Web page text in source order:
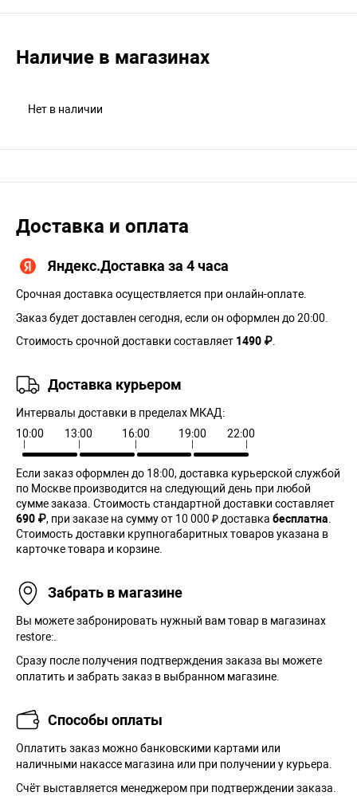
Наличие в магазинах
Нет в наличии
Доставка и оплата
Яндекс.Доставка за 4 часа
Срочная доставка осуществляется при онлайн-оплате.
Заказ будет доставлен сегодня, если он оформлен до 20:00.
Стоимость срочной доставки составляет 1490 ₽
Доставка курьером
Интервалы доставки в пределах МКАД:
10:00
13:00 16:00 19:00 22:00
Если заказ оформлен до 18:00, доставка курьерской службой
по Москве производится на следующий день при любой
сумме заказа. Cтоимость стандартной доставки составляет
690 ₽, при заказе на сумму от 10 000 ₽ доставка бесплатна
Стоимость доставки крупногабаритных товаров указана в
карточке товара и корзине.
Забрать в магазине
Вы можете забронировать нужный вам товар в магазинах
restore:.
Сразу после получения подтверждения заказа вы можете
оплатить и забрать заказ в выбранном магазине.
Способы оплаты
Оплатить заказ можно банковскими картами или
наличными накассе магазина или при получении у курьера.
Cчёт выставляется менеджером при подтверждении заказа.